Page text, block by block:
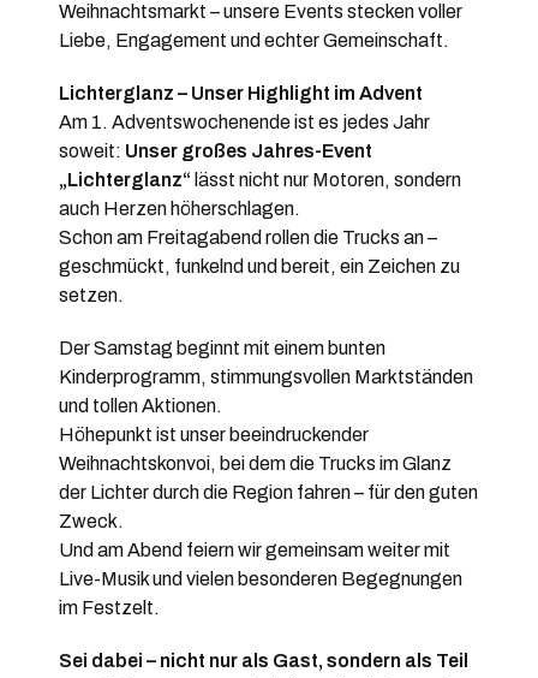
Weihnachtsmarkt – unsere Events stecken voller
Liebe, Engagement und echter Gemeinschaft.
Lichterglanz – Unser Highlight im Advent
Am 1. Adventswochenende ist es jedes Jahr
soweit: Unser großes Jahres-Event
„Lichterglanz“ lässt nicht nur Motoren, sondern
auch Herzen höherschlagen.
Schon am Freitagabend rollen die Trucks an –
geschmückt, funkelnd und bereit, ein Zeichen zu
setzen.
Der Samstag beginnt mit einem bunten
Kinderprogramm, stimmungsvollen Marktständen
und tollen Aktionen.
Höhepunkt ist unser beeindruckender
Weihnachtskonvoi, bei dem die Trucks im Glanz
der Lichter durch die Region fahren – für den guten
Zweck.
Und am Abend feiern wir gemeinsam weiter mit
Live-Musik und vielen besonderen Begegnungen
im Festzelt.
Sei dabei – nicht nur als Gast, sondern als Teil